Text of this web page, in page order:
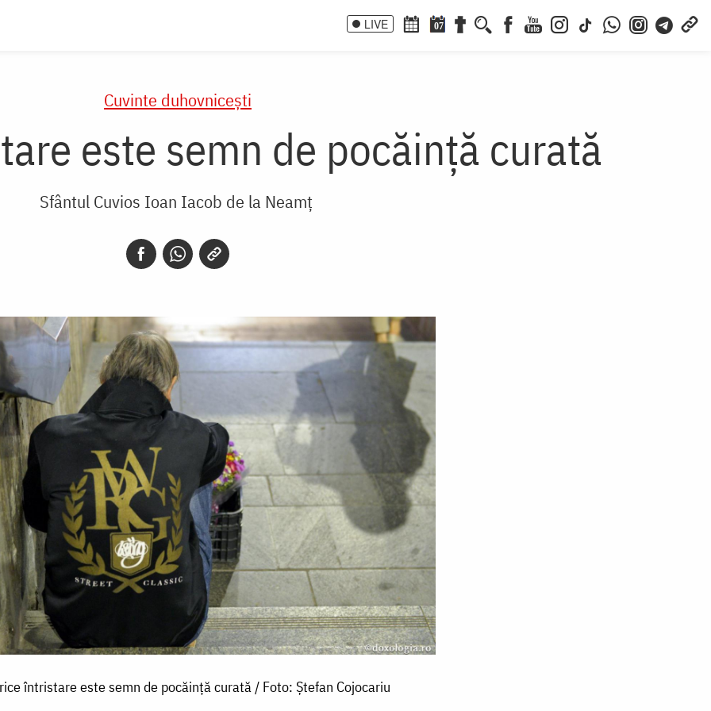
LIVE 07
Cuvinte duhovnicești
este semn de pocăință curată
Sfântul Cuvios Ioan Iacob de la Neamț
întristare este semn de pocăință curată / Foto: Ștefan Cojocariu